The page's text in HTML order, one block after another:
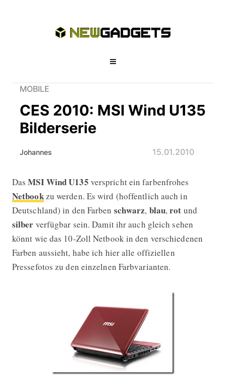
MOBILE
CES 2010: MSI Wind U135
Bilderserie
Johannes 15.01.2010
CES 2010: MSI Wind U135
DasMSI Wind U135 verspricht ein farbenfrohes
Netbookzu werden. Es wird (hoffentlich auch in
Deutschland) in den Farben schwarz, blau,rot und
silber verfügbar sein. Damit ihr auch gleich sehen
könnt wie das 10-Zoll Netbook in den verschiedenen
Farben aussieht, habe ich hier alle offiziellen
Pressefotos zu den einzelnen Farbvarianten.